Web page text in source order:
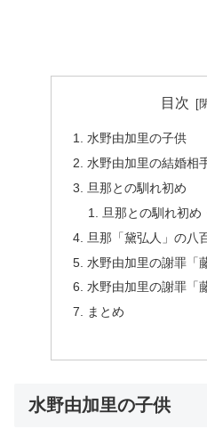
目次
水野由加里の子供
水野由加里の結婚相
旦那との馴れ初め
旦那との馴れ初
旦那「黛弘人」の八
水野由加里の謝罪「
水野由加里の謝罪「
まとめ
水野由加里の子供